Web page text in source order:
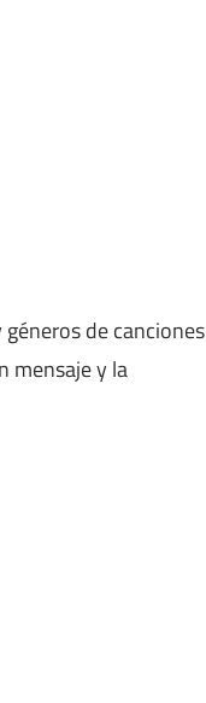
de canciones
mensaje y la